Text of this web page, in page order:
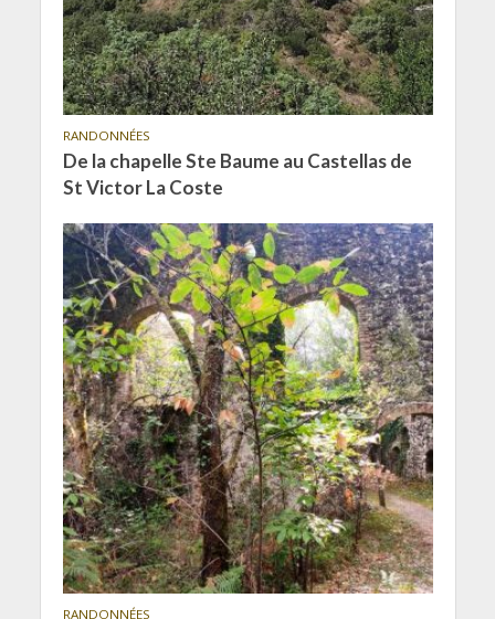
RANDONNÉES
De la chapelle Ste Baume au Castellas de
St Victor La Coste
RANDONNÉES